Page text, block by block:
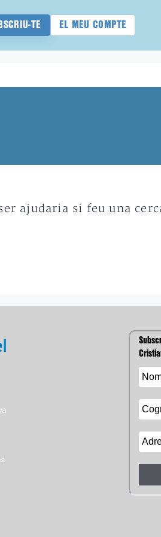
TE EL MEU COMPTE
ajudaria si feu una